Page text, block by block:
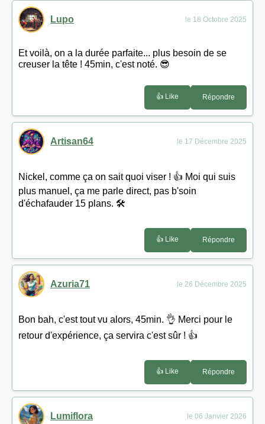
Lupo le 18 Octobre 2025
Et voilà, on a la durée parfaite... plus besoin de se
creuser la tête ! 45min, c'est noté. 😎
👍 Like Répondre
Artisan64 le 17 Décembre 2025
Nickel, comme ça on sait quoi viser ! 👍 Moi qui suis
plus manuel, ça me parle direct, pas b'soin
d'échafauder 15 plans. 🛠️
👍 Like Répondre
Azuria71 le 26 Décembre 2025
Bon bah, c'est tout vu alors, 45min. 👌 Merci pour le
retour d'expérience, ça servira c'est sûr ! 👍
👍 Like Répondre
Lumiflora le 06 Janvier 2026